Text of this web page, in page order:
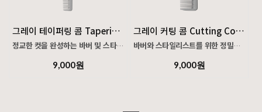
그레이 테이퍼링 콤 Tapering Comb
정교한 컷을 완성하는 바버 및 스타일리스트의 필수 도구
와이드 빗살은 낮은 텐션으로 자연스럽고 부드러운
9,000원
그레이 커팅 콤 Cutting Comb
바버와 스타일리스트를 위한 정밀함과 편안함
와이드 빗살 디자인으로 낮은 텐션의 자연스러운
9,000원